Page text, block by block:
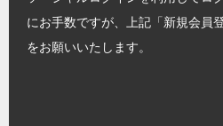
にお手数ですが、上記「新規会員
をお願いいたします。